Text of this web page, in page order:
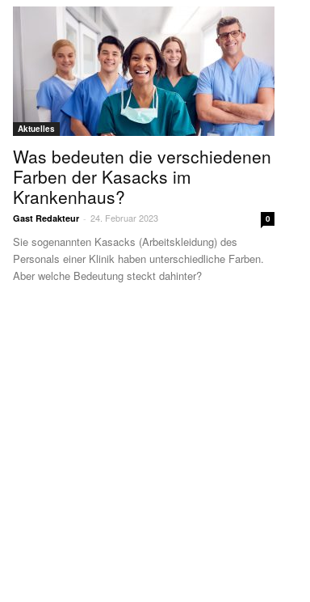
Aktuelles
Was bedeuten die verschiedenen
Farben der Kasacks im
Krankenhaus?
Gast Redakteur - 24. Februar 2023 0
Sie sogenannten Kasacks (Arbeitskleidung) des
Personals einer Klinik haben unterschiedliche Farben.
Aber welche Bedeutung steckt dahinter?